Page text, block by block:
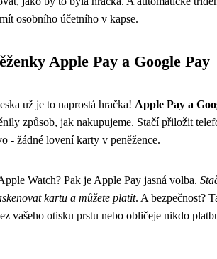
osobního účetního v kapse.
Apple Pay a Google Pay
už je to naprostá hračka! Apple Pay a
způsob, jak nakupujeme. Stačí přiložit
- žádné lovení karty v peněžence.
Watch? Pak je Apple Pay jasná volba.
kartu a můžete platit. A bezpečnost?
vašeho otisku prstu nebo obličeje nikdo